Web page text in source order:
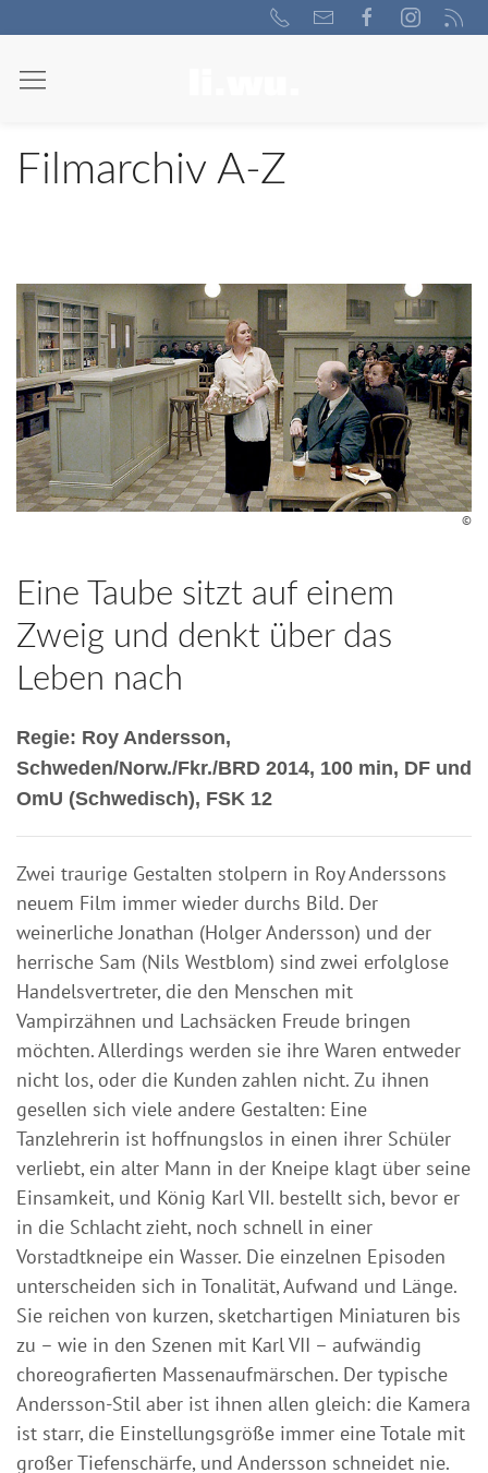
Filmarchiv A-Z
©
Eine Taube sitzt auf einem
Zweig und denkt über das
Leben nach
Regie: Roy Andersson,
Schweden/Norw./Fkr./BRD 2014, 100 min, DF und
OmU (Schwedisch), FSK 12
Zwei traurige Gestalten stolpern in Roy Anderssons
neuem Film immer wieder durchs Bild. Der
weinerliche Jonathan (Holger Andersson) und der
herrische Sam (Nils Westblom) sind zwei erfolglose
Handelsvertreter, die den Menschen mit
Vampirzähnen und Lachsäcken Freude bringen
möchten. Allerdings werden sie ihre Waren entweder
nicht los, oder die Kunden zahlen nicht. Zu ihnen
gesellen sich viele andere Gestalten: Eine
Tanzlehrerin ist hoffnungslos in einen ihrer Schüler
verliebt, ein alter Mann in der Kneipe klagt über seine
Einsamkeit, und König Karl VII. bestellt sich, bevor er
in die Schlacht zieht, noch schnell in einer
Vorstadtkneipe ein Wasser. Die einzelnen Episoden
unterscheiden sich in Tonalität, Aufwand und Länge.
Sie reichen von kurzen, sketchartigen Miniaturen bis
zu – wie in den Szenen mit Karl VII – aufwändig
choreografierten Massenaufmärschen. Der typische
Andersson-Stil aber ist ihnen allen gleich: die Kamera
ist starr, die Einstellungsgröße immer eine Totale mit
großer Tiefenschärfe, und Andersson schneidet nie.